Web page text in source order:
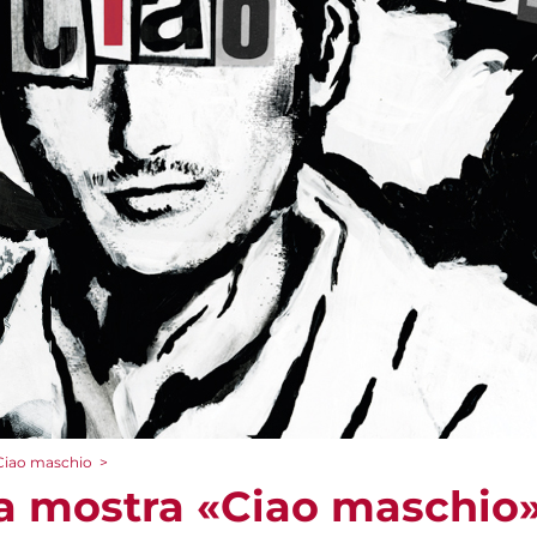
maschio >
mostra «Ciao